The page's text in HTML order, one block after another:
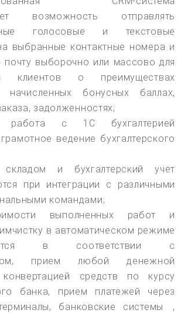
возможность отправлять
голосовые и текстовые
выбранные контактные номера и
почту выборочно или массово для
клиентов о преимуществах
начисленных бонусных баллах,
задолженностях;
работа с 1С бухгалтерией
ведение бухгалтерского
складом и бухгалтерский учет
при интеграции с различными
командами;
выполненных работ и
в автоматическом режиме
в соответствии с
прием любой денежной
средств по курсу
банка, прием платежей через
банковские системы. ,